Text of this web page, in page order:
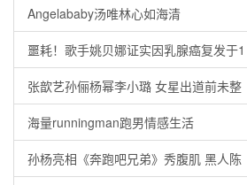
Angelababy汤唯林心如海清
噩耗！歌手姚贝娜证实因乳腺癌复发于1
张歆艺孙俪杨幂李小璐 女星出道前未整
海量runningman跑男情感生活
孙杨亮相《奔跑吧兄弟》秀腹肌 黑人陈